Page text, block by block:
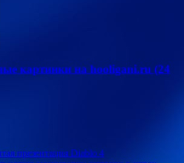
картинки на hooligani.ru (24
презентация Diablo 4